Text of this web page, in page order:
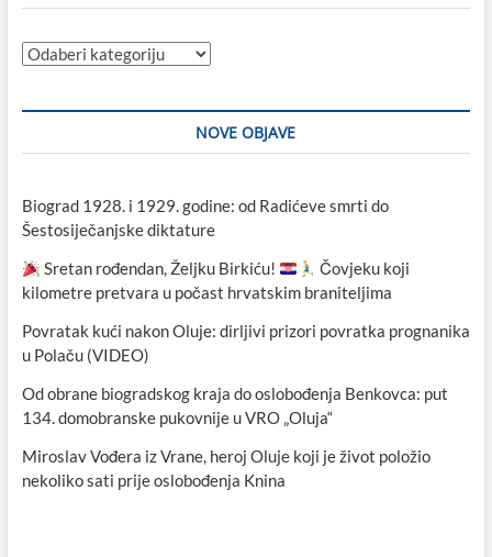
Kategorije
NOVE OBJAVE
Biograd 1928. i 1929. godine: od Radićeve smrti do
Šestosiječanjske diktature
Sretan rođendan, Željku Birkiću!
Čovjeku koji
kilometre pretvara u počast hrvatskim braniteljima
Povratak kući nakon Oluje: dirljivi prizori povratka prognanika
u Polaču (VIDEO)
Od obrane biogradskog kraja do oslobođenja Benkovca: put
134. domobranske pukovnije u VRO „Oluja“
Miroslav Vođera iz Vrane, heroj Oluje koji je život položio
nekoliko sati prije oslobođenja Knina